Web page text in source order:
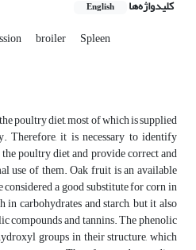
کلیدواژه‌ها English
broiler
Spleen
poultry diet, most of which is supplied
Therefore, it is necessary to identify
poultry diet and provide correct and
use of them. Oak fruit is an available
a good substitute for corn in
carbohydrates and starch, but it also
compounds and tannins. The phenolic
groups in their structure, which